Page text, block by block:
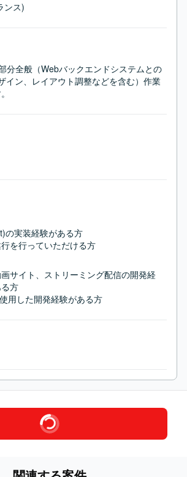
ンス)
分全般（Webバックエンドシステムとの
イン、レイアウト調整などを含む）作業
の実装経験がある方
を行っていただける方
画サイト、ストリーミング配信の開発経
方
用した開発経験がある方